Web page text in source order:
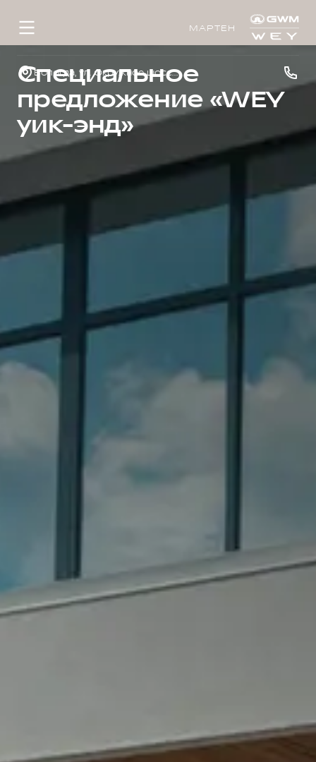
МАРТЕН
Вологда, ул. Окружное шоссе, д.33
Специальное
предложение «WEY
уик-энд»